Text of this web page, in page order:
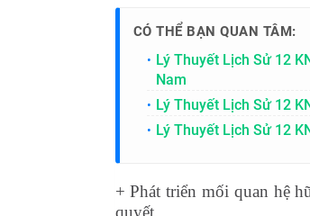
CÓ THỂ BẠN QUAN TÂM:
Lý Thuyết Lịch Sử 12
Nam
Lý Thuyết Lịch Sử 12
Lý Thuyết Lịch Sử 12
+ Phát triển mối quan hệ
quyết.